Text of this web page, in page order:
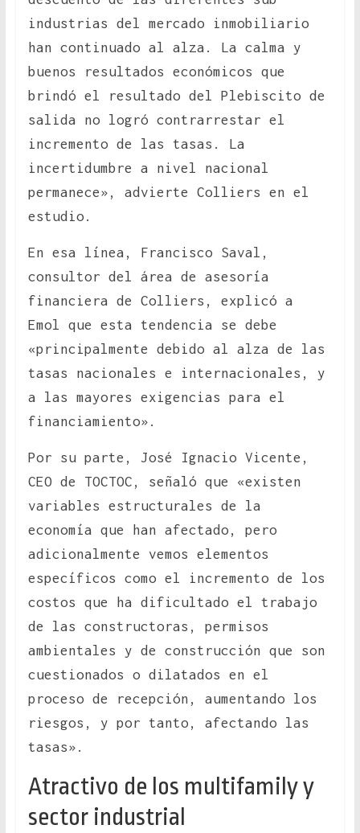
industrias del mercado inmobiliario
han continuado al alza. La calma y
buenos resultados económicos que
brindó el resultado del Plebiscito de
salida no logró contrarrestar el
incremento de las tasas. La
incertidumbre a nivel nacional
permanece», advierte Colliers en el
estudio.
En esa línea, Francisco Saval,
consultor del área de asesoría
financiera de Colliers, explicó a
Emol que esta tendencia se debe
«principalmente debido al alza de las
tasas nacionales e internacionales, y
a las mayores exigencias para el
financiamiento».
Por su parte, José Ignacio Vicente,
CEO de TOCTOC, señaló que «existen
variables estructurales de la
economía que han afectado, pero
adicionalmente vemos elementos
específicos como el incremento de los
costos que ha dificultado el trabajo
de las constructoras, permisos
ambientales y de construcción que son
cuestionados o dilatados en el
proceso de recepción, aumentando los
riesgos, y por tanto, afectando las
tasas».
Atractivo de los multifamily y
sector industrial